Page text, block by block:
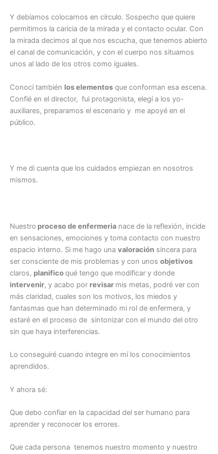
Y debíamos colocarnos en círculo. Sospecho que quiere
permitirnos la caricia de la mirada y el contacto ocular. Con
la mirada decimos al que nos escucha, que tenemos abierto
el canal de comunicación, y con el cuerpo nos situamos
unos al lado de los otros como iguales.
Conocí también los elementos que conforman esa escena.
Confié en el director, fui protagonista, elegí a los yo-
auxiliares, preparamos el escenario y me apoyé en el
público.
Y me di cuenta que los cuidados empiezan en nosotros
mismos.
Nuestro proceso de enfermeria nace de la reflexión, incide
en sensaciones, emociones y toma contacto con nuestro
espacio interno. Si me hago una valoración sincera para
ser consciente de mis problemas y con unos objetivos
claros, planificoqué tengo que modificar y donde
intervenir, y acabo por revisar mis metas, podré ver con
más claridad, cuales son los motivos, los miedos y
fantasmas que han determinado mi rol de enfermera, y
estaré en el proceso de sintonizar con el mundo del otro
sin que haya interferencias.
Lo conseguiré cuando integre en mí los conocimientos
aprendidos.
Y ahora sé:
Que debo confiar en la capacidad del ser humano para
aprender y reconocer los errores.
Que cada persona tenemos nuestro momento y nuestro